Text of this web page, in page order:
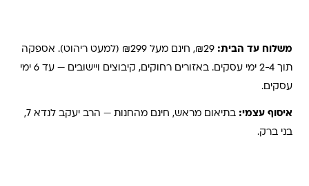
משלוח עד הבית: ₪29, חינם מעל ₪299 (למעט ריהוט). אספקה
תוך 2-4 ימי עסקים. באזורים רחוקים, קיבוצים ויישובים — עד 6 ימי
עסקים.
איסוף עצמי: בתיאום מראש, חינם מהחנות — הרב יעקב לנדא 7,
בני ברק.